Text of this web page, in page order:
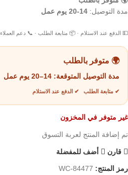
مدة التوصيل: 14-20 يوم عمل
💵 الدفع عند الاستلام · 📦 متابعة الطلب · 📞 دعم العملاء
🌍 متوفر بالطلب
مدة التوصيل المتوقعة: 14–20 يوم عمل
✔ متابعة الطلب ✔ الدفع عند الاستلام
غير متوفر في المخزون
تم إضافة المنتج لعربة التسوق
قارن أضف للمفضلة
رمز المنتج: WC-84477